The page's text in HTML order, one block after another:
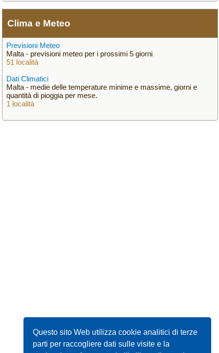
Questo sito Web utilizza cookie analitici di terze
parti per raccogliere dati sulle visite e la
Clima e Meteo
Previsioni Meteo
Malta - previsioni meteo per i prossimi 5 giorni
51 località
Dati Climatici
Malta - medie delle temperature minime e massime, giorni e
quantità di pioggia per mese.
1 località